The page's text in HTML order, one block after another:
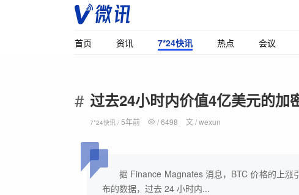
首页 资讯 7*24快讯 热点 会议
过去24小时内价值4亿美元的加
7*24快讯 / 5年前 /6498 文 /wexun
据 Finance Magnates 消息，BTC 价格的上
布的数据，过去 24 小时内...